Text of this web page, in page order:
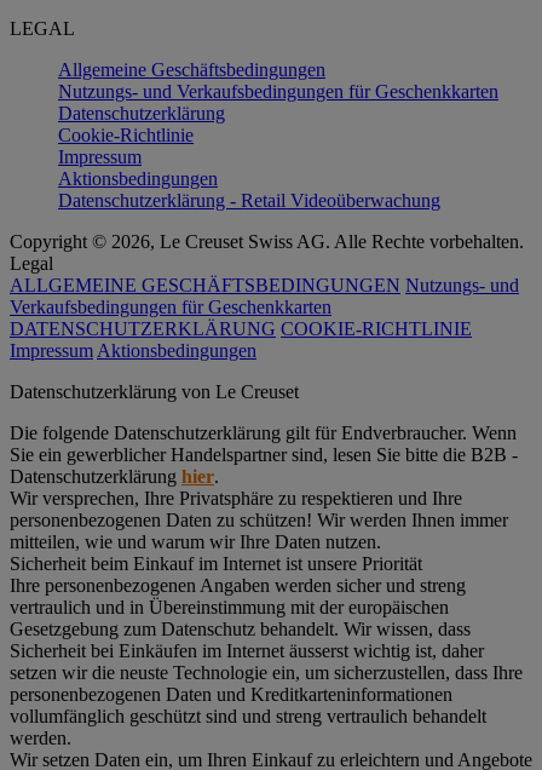
LEGAL
Allgemeine Geschäftsbedingungen
Nutzungs- und Verkaufsbedingungen für Geschenkkarten
Datenschutzerklärung
Cookie-Richtlinie
Impressum
Aktionsbedingungen
Datenschutzerklärung - Retail Videoüberwachung
Copyright © 2026, Le Creuset Swiss AG. Alle Rechte vorbehalten.
Legal
ALLGEMEINE GESCHÄFTSBEDINGUNGEN Nutzungs- und
Verkaufsbedingungen für Geschenkkarten
DATENSCHUTZERKLÄRUNG COOKIE-RICHTLINIE
Impressum Aktionsbedingungen
Datenschutz­erklärung von Le Creuset
Die folgende Datenschutzerklärung gilt für Endverbraucher. Wenn
Sie ein gewerblicher Handelspartner sind, lesen Sie bitte die B2B -
Datenschutzerklärung hier.
Wir versprechen, Ihre Privatsphäre zu respektieren und Ihre
personenbezogenen Daten zu schützen! Wir werden Ihnen immer
mitteilen, wie und warum wir Ihre Daten nutzen.
Sicherheit beim Einkauf im Internet ist unsere Priorität
Ihre personenbezogenen Angaben werden sicher und streng
vertraulich und in Übereinstimmung mit der europäischen
Gesetzgebung zum Datenschutz behandelt. Wir wissen, dass
Sicherheit bei Einkäufen im Internet äusserst wichtig ist, daher
setzen wir die neuste Technologie ein, um sicherzustellen, dass Ihre
personenbezogenen Daten und Kreditkarteninformationen
vollumfänglich geschützt sind und streng vertraulich behandelt
werden.
Wir setzen Daten ein, um Ihren Einkauf zu erleichtern und Angebote